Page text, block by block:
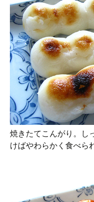
焼きたてこんがり。し
けばやわらかく食べら